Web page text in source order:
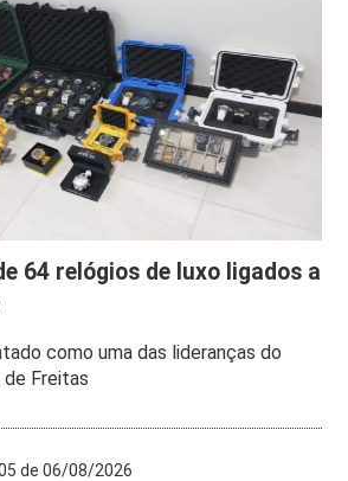
64 relógios de luxo ligados a
como uma das lideranças do
Freitas
de 06/08/2026